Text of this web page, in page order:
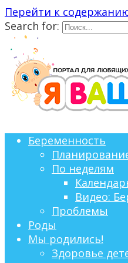
Перейти к
Search for:
Беременность
По неделям
Видео:
Проблемы
Роды
Мы родились!
Здоровье